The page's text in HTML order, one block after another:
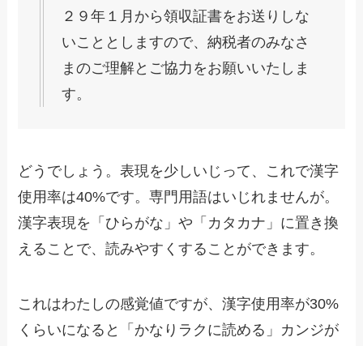
２９年１月から領収証書をお送りしな
いこととしますので、納税者のみなさ
まのご理解とご協力をお願いいたしま
す。
どうでしょう。表現を少しいじって、これで漢字
使用率は40%です。専門用語はいじれませんが。
漢字表現を「ひらがな」や「カタカナ」に置き換
えることで、読みやすくすることができます。
これはわたしの感覚値ですが、漢字使用率が30%
くらいになると「かなりラクに読める」カンジが